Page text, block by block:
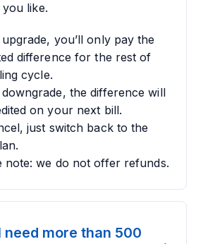
like.
you’ll only pay the
difference for the rest of
cycle.
the difference will
on your next bill.
just switch back to the
note: we do not offer refunds.
need more than 500